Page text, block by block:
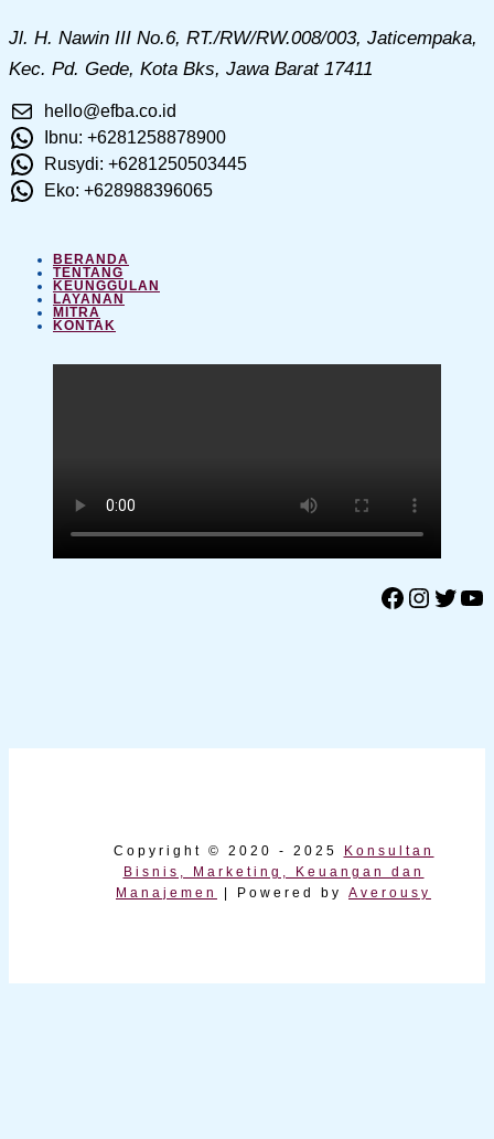
Jl. H. Nawin III No.6, RT./RW/RW.008/003, Jaticempaka,
Kec. Pd. Gede, Kota Bks, Jawa Barat 17411
hello@efba.co.id
Ibnu: +6281258878900
Rusydi: +6281250503445
Eko: +628988396065
BERANDA
TENTANG
KEUNGGULAN
LAYANAN
MITRA
KONTAK
Facebook Instagram Twitter YouTube
Copyright © 2020 - 2025
Konsultan
Bisnis, Marketing, Keuangan dan
Manajemen
| Powered by Averousy